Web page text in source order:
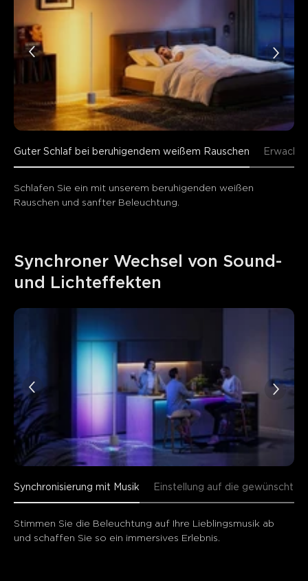
Guter Schlaf bei beruhigendem weißem Rauschen
Schlafen Sie ein mit unserem beruhigenden weißen
Rauschen und sanfter Beleuchtung.
Synchroner Wechsel von Sound-
und Lichteffekten
Synchronisierung mit Musik Einstellung auf die gewünschte
Stimmen Sie die Beleuchtung auf Ihre Lieblingsmusik ab
und schaffen Sie so ein immersives Erlebnis.